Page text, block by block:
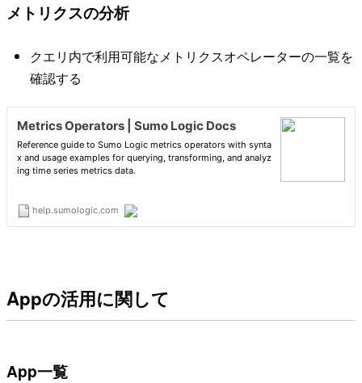
メトリクスの分析
クエリ内で利用可能なメトリクスオペレーターの一覧を
確認する
Appの活用に関して
App一覧